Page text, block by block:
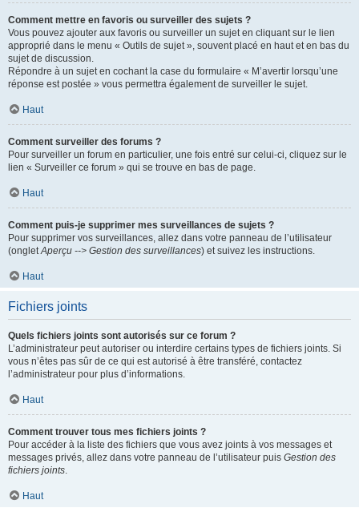
Comment mettre en favoris ou surveiller des sujets ?
Vous pouvez ajouter aux favoris ou surveiller un sujet en cliquant sur le lien
approprié dans le menu « Outils de sujet », souvent placé en haut et en bas du
sujet de discussion.
Répondre à un sujet en cochant la case du formulaire « M’avertir lorsqu’une
réponse est postée » vous permettra également de surveiller le sujet.
Haut
Comment surveiller des forums ?
Pour surveiller un forum en particulier, une fois entré sur celui-ci, cliquez sur le
lien « Surveiller ce forum » qui se trouve en bas de page.
Haut
Comment puis-je supprimer mes surveillances de sujets ?
Pour supprimer vos surveillances, allez dans votre panneau de l’utilisateur
(ongletAperçu --> Gestion des surveillances) et suivez les instructions.
Haut
Fichiers joints
Quels fichiers joints sont autorisés sur ce forum ?
L’administrateur peut autoriser ou interdire certains types de fichiers joints. Si
vous n’êtes pas sûr de ce qui est autorisé à être transféré, contactez
l’administrateur pour plus d’informations.
Haut
Comment trouver tous mes fichiers joints ?
Pour accéder à la liste des fichiers que vous avez joints à vos messages et
messages privés, allez dans votre panneau de l’utilisateur puis Gestion des
fichiers joints.
Haut